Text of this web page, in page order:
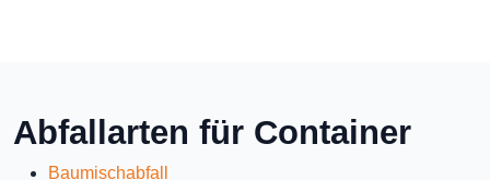
Abfallarten für Container
Baumischabfall